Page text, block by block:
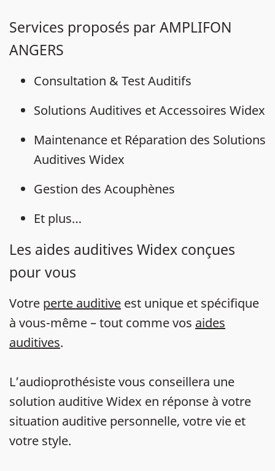
Services proposés par AMPLIFON
ANGERS
Consultation & Test Auditifs
Solutions Auditives et Accessoires Widex
Maintenance et Réparation des Solutions
Auditives Widex
Gestion des Acouphènes
Et plus…
Les aides auditives Widex conçues
pour vous
Votre perte auditive est unique et spécifique
à vous-même – tout comme vos aides
auditives.
L’audioprothésiste vous conseillera une
solution auditive Widex en réponse à votre
situation auditive personnelle, votre vie et
votre style.